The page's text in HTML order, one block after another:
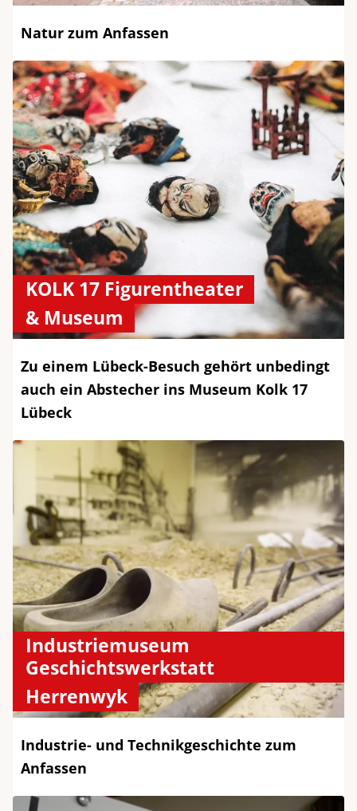
Natur zum Anfassen
KOLK 17 Figurentheater
& Museum
Zu einem Lübeck-Besuch gehört unbedingt
auch ein Abstecher ins Museum Kolk 17
Lübeck
Industriemuseum
Geschichtswerkstatt
Herrenwyk
Industrie- und Technikgeschichte zum
Anfassen